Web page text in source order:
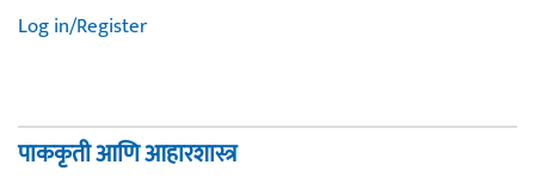
Log in/Register
पाककृती आणि आहारशास्त्र